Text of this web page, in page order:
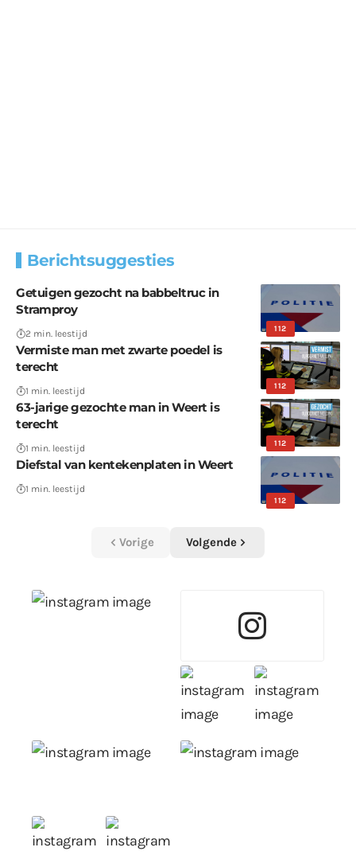
Berichtsuggesties
112
Getuigen gezocht na babbeltruc in
Stramproy
2 min. leestijd
112
Vermiste man met zwarte poedel is
terecht
1 min. leestijd
112
63-jarige gezochte man in Weert is
terecht
1 min. leestijd
112
Diefstal van kentekenplaten in Weert
1 min. leestijd
Vorige Volgende